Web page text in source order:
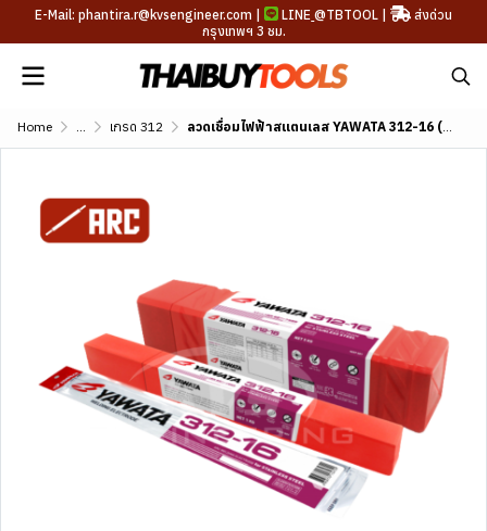
E-Mail: phantira.r@kvsengineer.com | LINE @TBTOOL |
ส่งด่วน
กรุงเทพฯ 3 ชม.
Home ... เกรด 312 ลวดเชื่อมไฟฟ้าสแตนเลส YAWATA 312-16 (AWS A5.4 E312-16)